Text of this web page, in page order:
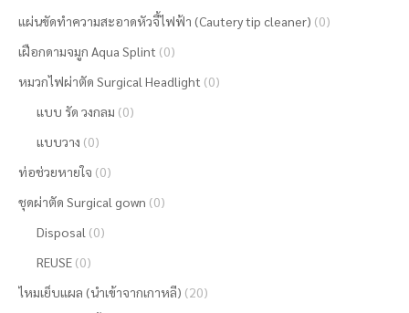
แผ่นขัดทำความสะอาดหัวจี้ไฟฟ้า (Cautery tip cleaner) (0)
เฝือกดามจมูก Aqua Splint (0)
หมวกไฟผ่าตัด Surgical Headlight (0)
แบบ รัด วงกลม (0)
แบบวาง (0)
ท่อช่วยหายใจ (0)
ชุดผ่าตัด Surgical gown (0)
Disposal (0)
REUSE (0)
ไหมเย็บแผล (นำเข้าจากเกาหลี) (20)